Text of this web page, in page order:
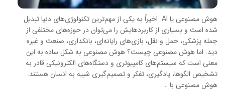
هوش مصنوعی یا AI اخیراً به یکی از مهم‌ترین تکنولوژی‌های دنیا تبدیل
شده است و بسیاری از کاربردهایش را می‌توان در حوزه‌های مختلفی از
جمله پزشکی، حمل و نقل، بازی‌های رایانه‌ای، بانکداری، صنعت و غیره
دید. اما هوش مصنوعی چیست؟ هوش مصنوعی به شکل ساده به این
معنی است که سیستم‌های کامپیوتری و دستگاه‌های الکترونیکی قادر به
تشخیص الگوها، یادگیری، تفکر و تصمیم‌گیری شبیه به انسان هستند.
هوش مصنوعی با …